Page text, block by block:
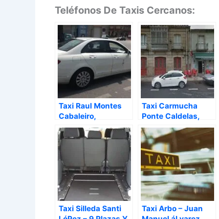
Teléfonos De Taxis Cercanos:
Taxi Raul Montes
Cabaleiro,
Puentecaldelas –
Pontevedra
Taxi Carmucha
Ponte Caldelas,
Puentecaldelas –
Pontevedra
Taxi Silleda Santi
Taxi Arbo – Juan